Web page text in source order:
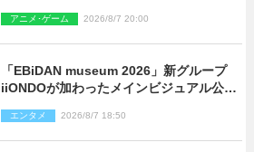
アニメ･ゲーム 2026/8/7 20:00
「EBiDAN museum 2026」新グループ
iiONDOが加わったメインビジュアル公
エンタメ 2026/8/7 18:50